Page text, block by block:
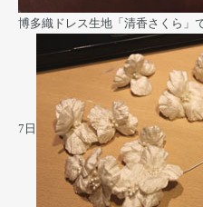
博多織ドレス生地「清香さくら」
7日